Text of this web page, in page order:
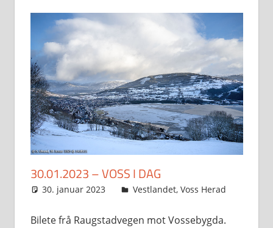
30.01.2023 – VOSS I DAG
30. januar 2023 Svein
Vestlandet, Voss Herad
Bilete frå Raugstadvegen mot Vossebygda.